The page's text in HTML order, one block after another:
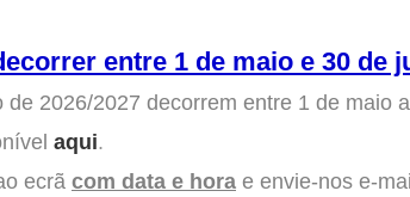
entre 1 de maio e 30 de
2026/2027 decorrem entre 1 de maio
aqui.
ecrã com data e hora e envie-nos e-